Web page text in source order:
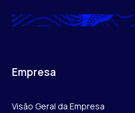
Empresa
Visão Geral da Empresa